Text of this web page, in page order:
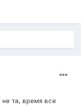
не та, время все